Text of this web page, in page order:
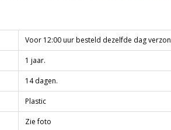
Voor 12:00 uur besteld dezelfde dag
1 jaar.
14 dagen.
Plastic
Zie foto